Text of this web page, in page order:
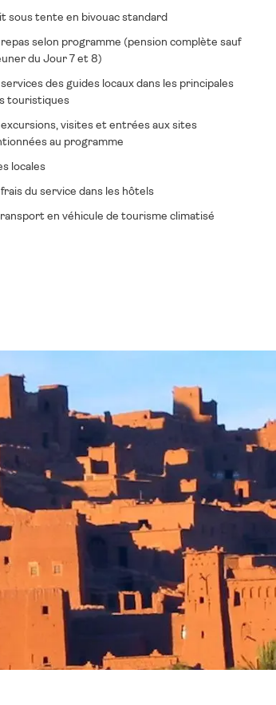
sous tente en bivouac standard
selon programme (pension complète sauf
du Jour 7 et 8)
des guides locaux dans les principales
touristiques
excursions, visites et entrées aux sites
au programme
locales
du service dans les hôtels
en véhicule de tourisme climatisé